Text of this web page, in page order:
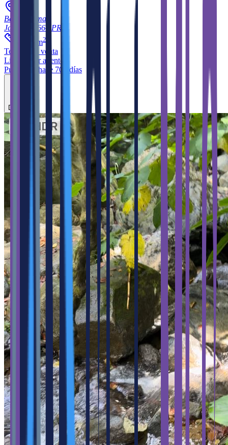
Barrio Zamas
Jayuya
00664
PR
m2
Terreno
en venta
Listado por agente
Publicado hace 705 días
Destacar